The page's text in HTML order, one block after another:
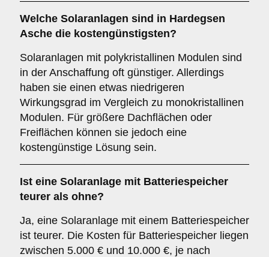
Welche Solaranlagen sind in Hardegsen
Asche die kostengünstigsten?
Solaranlagen mit polykristallinen Modulen sind
in der Anschaffung oft günstiger. Allerdings
haben sie einen etwas niedrigeren
Wirkungsgrad im Vergleich zu monokristallinen
Modulen. Für größere Dachflächen oder
Freiflächen können sie jedoch eine
kostengünstige Lösung sein.
Ist eine Solaranlage mit Batteriespeicher
teurer als ohne?
Ja, eine Solaranlage mit einem Batteriespeicher
ist teurer. Die Kosten für Batteriespeicher liegen
zwischen 5.000 € und 10.000 €, je nach